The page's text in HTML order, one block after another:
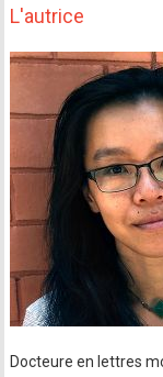
L'autrice
Docteure en lettres